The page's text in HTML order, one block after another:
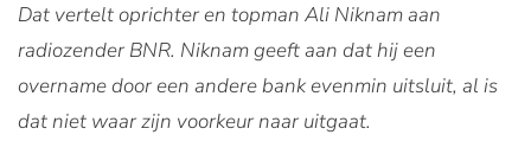
Dat vertelt oprichter en topman Ali Niknam aan
radiozender BNR. Niknam geeft aan dat hij een
overname door een andere bank evenmin uitsluit, al is
dat niet waar zijn voorkeur naar uitgaat.